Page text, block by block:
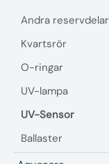
Andra reservdelar
Kvartsrör
O-ringar
UV-lampa
UV-Sensor
Ballaster